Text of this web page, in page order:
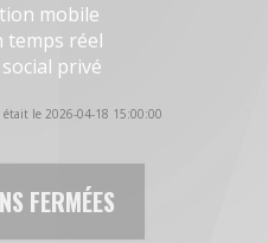
mobile
temps réel
privé
le 2026-04-18 15:00:00
FERMÉES